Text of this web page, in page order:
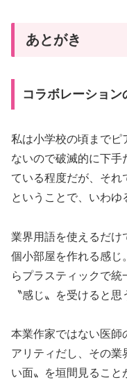
あとがき
コラボレーション
私は小学校の頃までピ
ないので破滅的に下手
ている程度だが、そ
ということで、いわゆ
業界用語を使えるだけ
個小部屋を作れる感じ
らプラスティックで
〝感じ〟を受けると思
本業作家ではない医師
アリティだし、その業
い面〟を垣間見ること